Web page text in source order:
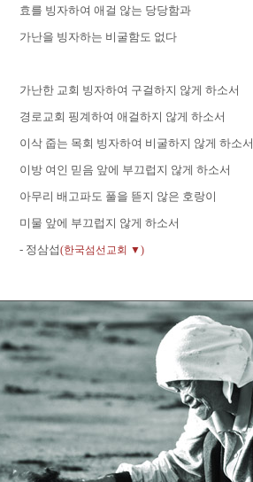
효를 빙자하여 애걸 않는 당당함과
가난을 빙자하는 비굴함도 없다
가난한 교회 빙자하여 구걸하지 않게 하소서
경로교회 핑계하여 애걸하지 않게 하소서
이삭 줍는 목회 빙자하여 비굴하지 않게 하소서
이방 여인 믿음 앞에 부끄럽지 않게 하소서
아무리 배고파도 풀을 뜯지 않은 호랑이
미물 앞에 부끄럽지 않게 하소서
- 정삼섭(한국섬선교회 ▼)